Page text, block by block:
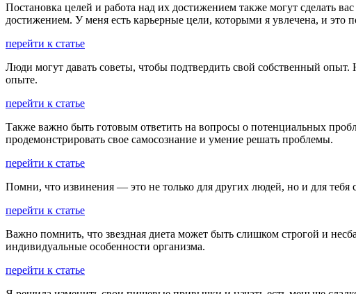
Постановка целей и работа над их достижением также могут сделать
достижением. У меня есть карьерные цели, которыми я увлечена, и
перейти к статье
Люди могут давать советы, чтобы подтвердить свой собственный опыт.
опыте.
перейти к статье
Также важно быть готовым ответить на вопросы о потенциальных
продемонстрировать свое самосознание и умение решать проблемы.
перейти к статье
Помни, что извинения — это не только для других людей, но и для тебя
перейти к статье
Важно помнить, что звездная диета может быть слишком строгой и
индивидуальные особенности организма.
перейти к статье